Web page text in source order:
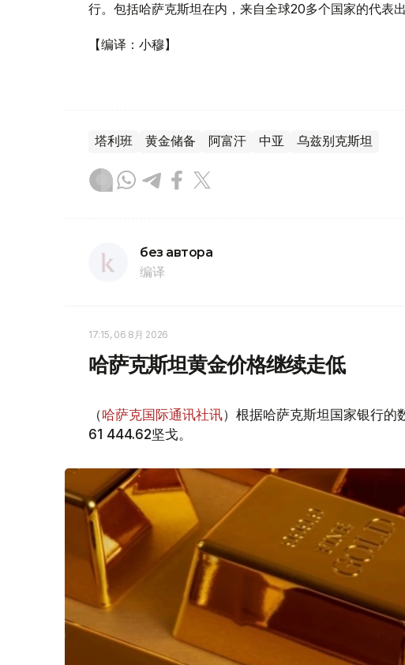
行。包括哈萨克斯坦在内，来自全球20多个国家的代表出
【编译：小穆】
塔利班 黄金储备 阿富汗 中亚 乌兹别克斯坦
без автора
编译
17:15, 06 8月 2026
哈萨克斯坦黄金价格继续走低
（哈萨克国际通讯社讯）根据哈萨克斯坦国家银行
61 444.62坚戈。